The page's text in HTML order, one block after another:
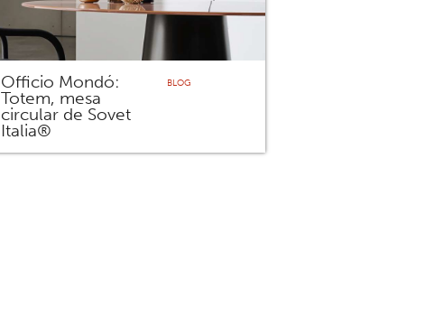
Officio Mondó:
Totem, mesa
circular de Sovet
Italia®
BLOG